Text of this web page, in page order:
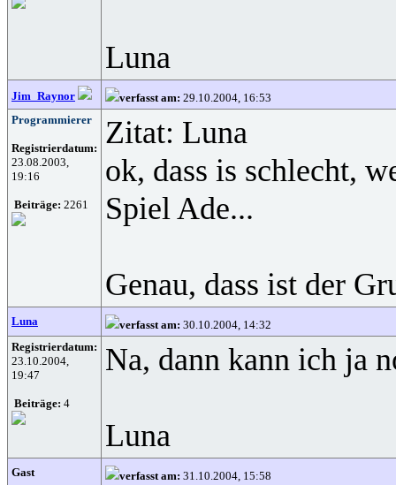
Luna
Jim_Raynor verfasst am: 29.10.2004, 16:53
Programmierer
Registrierdatum:
23.08.2003,
19:16
Beiträge: 2261
Zitat: Luna
ok, dass is schlecht,
Spiel Ade...
Genau, dass ist der
Luna verfasst am: 30.10.2004, 14:32
Registrierdatum:
23.10.2004,
19:47
Beiträge: 4
Na, dann kann ich ja
Luna
Gast verfasst am: 31.10.2004, 15:58